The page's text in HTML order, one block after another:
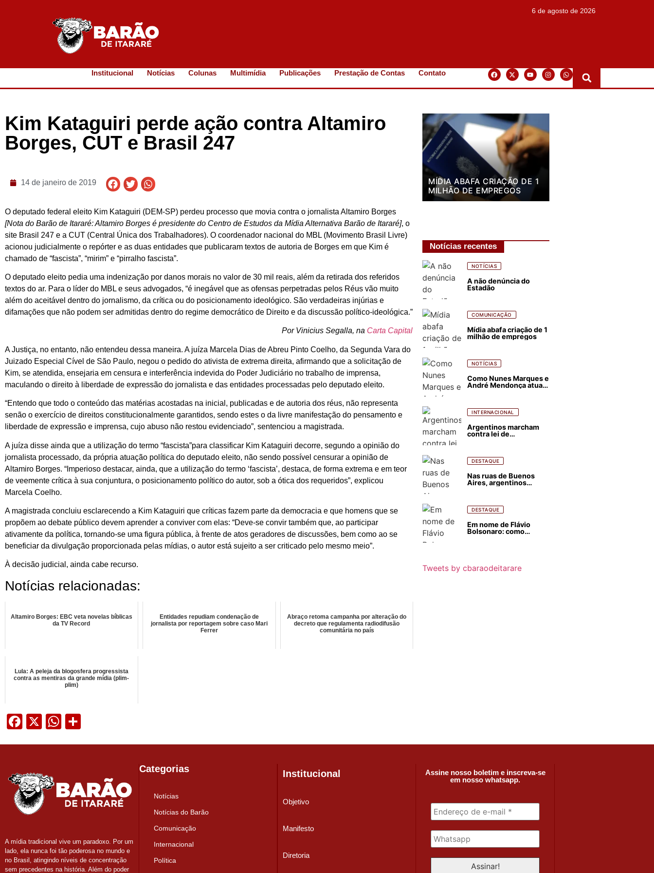
6 de agosto de 2026
Institucional Notícias Colunas Multimídia Publicações Prestação de Contas Contato
Kim Kataguiri perde ação contra Altamiro
Borges, CUT e Brasil 247
14 de janeiro de 2019
O deputado federal eleito Kim Kataguiri (DEM-SP) perdeu processo que movia contra o jornalista Altamiro Borges
[Nota do Barão de Itararé: Altamiro Borges é presidente do Centro de Estudos da Mídia Alternativa Barão de Itararé], o
site Brasil 247 e a CUT (Central Única dos Trabalhadores). O coordenador nacional do MBL (Movimento Brasil Livre)
acionou judicialmente o repórter e as duas entidades que publicaram textos de autoria de Borges em que Kim é
chamado de “fascista”, “mirim” e “pirralho fascista”.
O deputado eleito pedia uma indenização por danos morais no valor de 30 mil reais, além da retirada dos referidos
textos do ar. Para o líder do MBL e seus advogados, “é inegável que as ofensas perpetradas pelos Réus vão muito
além do aceitável dentro do jornalismo, da crítica ou do posicionamento ideológico. São verdadeiras injúrias e
difamações que não podem ser admitidas dentro do regime democrático de Direito e da discussão político-ideológica.”
Por Vinicius Segalla, na Carta Capital
A Justiça, no entanto, não entendeu dessa maneira. A juíza Marcela Dias de Abreu Pinto Coelho, da Segunda Vara do
Juizado Especial Cível de São Paulo, negou o pedido do ativista de extrema direita, afirmando que a solicitação de
Kim, se atendida, ensejaria em censura e interferência indevida do Poder Judiciário no trabalho de imprensa,
maculando o direito à liberdade de expressão do jornalista e das entidades processadas pelo deputado eleito.
“Entendo que todo o conteúdo das matérias acostadas na inicial, publicadas e de autoria dos réus, não representa
senão o exercício de direitos constitucionalmente garantidos, sendo estes o da livre manifestação do pensamento e
liberdade de expressão e imprensa, cujo abuso não restou evidenciado”, sentenciou a magistrada.
A juíza disse ainda que a utilização do termo “fascista”para classificar Kim Kataguiri decorre, segundo a opinião do
jornalista processado, da própria atuação política do deputado eleito, não sendo possível censurar a opinião de
Altamiro Borges. “Imperioso destacar, ainda, que a utilização do termo ‘fascista’, destaca, de forma extrema e em teor
de veemente crítica à sua conjuntura, o posicionamento político do autor, sob a ótica dos requeridos”, explicou
Marcela Coelho.
A magistrada concluiu esclarecendo a Kim Kataguiri que críticas fazem parte da democracia e que homens que se
propõem ao debate público devem aprender a conviver com elas: “Deve-se convir também que, ao participar
ativamente da política, tornando-se uma figura pública, à frente de atos geradores de discussões, bem como ao se
beneficiar da divulgação proporcionada pelas mídias, o autor está sujeito a ser criticado pelo mesmo meio”.
À decisão judicial, ainda cabe recurso.
Notícias relacionadas:
Altamiro Borges: EBC veta novelas bíblicas
da TV Record
Entidades repudiam condenação de
jornalista por reportagem sobre caso Mari
Ferrer
Abraço retoma campanha por alteração do
decreto que regulamenta radiodifusão
comunitária no país
Lula: A peleja da blogosfera progressista
contra as mentiras da grande mídia (plim-
plim)
Facebook
X WhatsApp
MÍDIA ABAFA CRIAÇÃO DE 1
MILHÃO DE EMPREGOS
Notícias recentes
NOTÍCIAS
A não denúncia do
Estadão
COMUNICAÇÃO
Mídia abafa criação de 1
milhão de empregos
NOTÍCIAS
Como Nunes Marques e
André Mendonça atuam
INTERNACIONAL
Argentinos marcham
contra lei de
florestais
DESTAQUE
Nas ruas de Buenos
Aires, argentinos
DESTAQUE
Em nome de Flávio
Bolsonaro: como
Tweets by cbaraodeitarare
A mídia tradicional vive um paradoxo. Por um
lado, ela nunca foi tão poderosa no mundo e
no Brasil, atingindo níveis de concentração
sem precedentes na história. Além do poder
Categorias
Notícias
Notícias do Barão
Comunicação
Internacional
Política
Institucional
Objetivo
Manifesto
Diretoria
Assine nosso boletim e inscreva-se
em nosso whatsapp.